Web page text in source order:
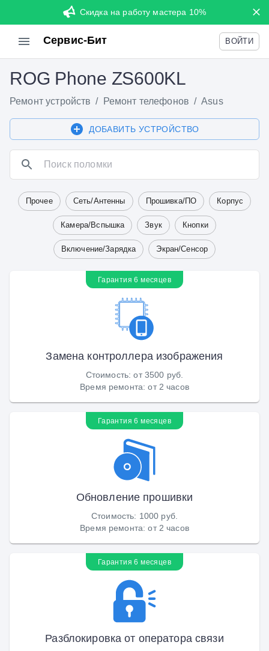
Скидка на работу мастера 10%
Сервис-Бит ВОЙТИ
ROG Phone ZS600KL
Ремонт устройств / Ремонт телефонов / Asus
ДОБАВИТЬ УСТРОЙСТВО
Прочее Сеть/Антенны Прошивка/ПО Корпус
Камера/Вспышка Звук Кнопки
Включение/Зарядка Экран/Сенсор
Гарантия 6 месяцев
Замена контроллера изображения
Стоимость:от 3500 руб.
Время ремонта:от 2 часов
Гарантия 6 месяцев
Обновление прошивки
Стоимость: 1000 руб.
Время ремонта:от 2 часов
Гарантия 6 месяцев
Разблокировка от оператора связи